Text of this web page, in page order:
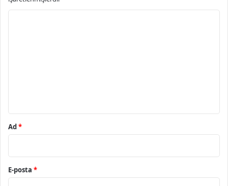
Ad*
E-posta *